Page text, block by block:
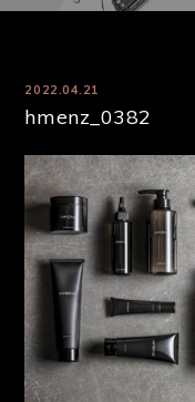
2022.04.21
hmenz_0382